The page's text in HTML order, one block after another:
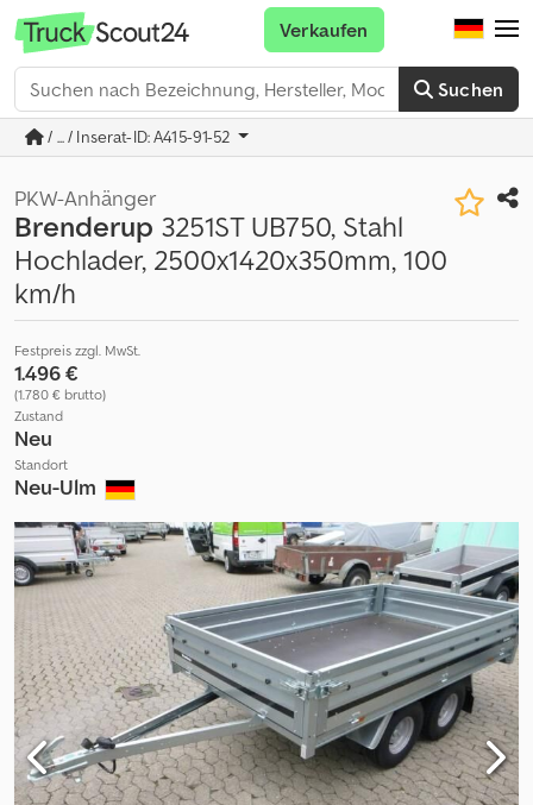
Suchen
Verkaufen
/ ... / Inserat-ID: A415-91-52
PKW-Anhänger
Brenderup 3251ST UB750, Stahl
Hochlader, 2500x1420x350mm, 100
km/h
Festpreis zzgl. MwSt.
1.496 €
(1.780 € brutto)
Zustand
Neu
Standort
Neu-Ulm